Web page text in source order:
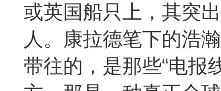
或英国船只上，其突
人。康拉德笔下的浩
带往的，是那些“电报